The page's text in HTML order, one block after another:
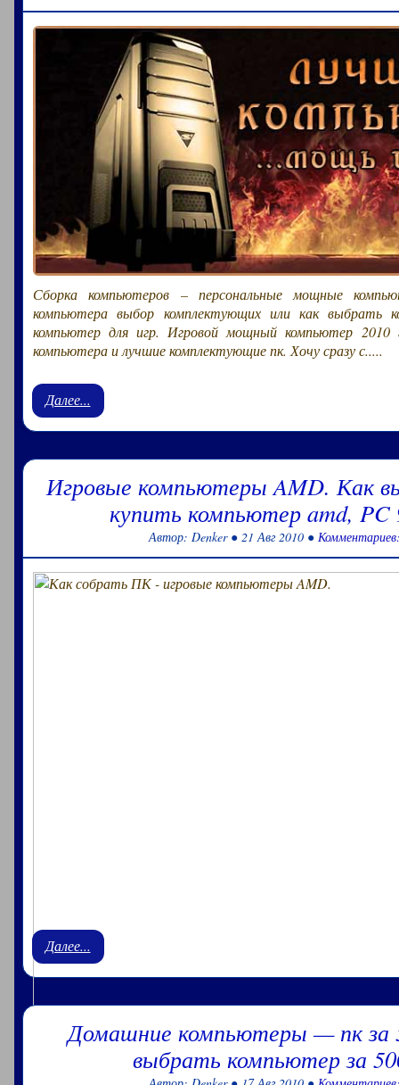
Сборка компьютеров – персональные мощные
компьютера выбор комплектующих или как выбрать
компьютер для игр. Игровой мощный компьютер 2010
компьютера и лучшие комплектующие пк. Хочу сразу с.....
Далее...
Игровые компьютеры AMD. Как
купить компьютер amd, PC
Автор: Denker ● 21 Авг 2010 ●
Далее...
Домашние компьютеры — пк за
выбрать компьютер за